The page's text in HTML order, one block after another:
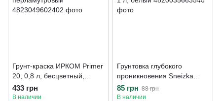
Грунт-краска ИРКОМ Primer
20, 0,8 л, бесцветный,
перламутровый
433 грн
В наличии
Грунтовка глубокого
проникновения Sneizka
Acryl-Putz GR43 Grunt Pro,
1 л, белый
85 грн 88 грн
В наличии